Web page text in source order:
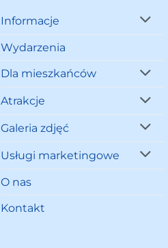
Informacje
Wydarzenia
Dla mieszkańców
Atrakcje
Galeria zdjęć
Usługi marketingowe
O nas
Kontakt